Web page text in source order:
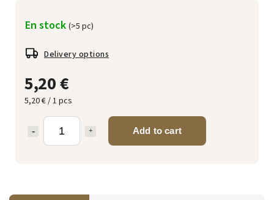
5,20 €
5,20 € / 1 pcs
Add to cart
En stock (>5 pc)
Delivery options